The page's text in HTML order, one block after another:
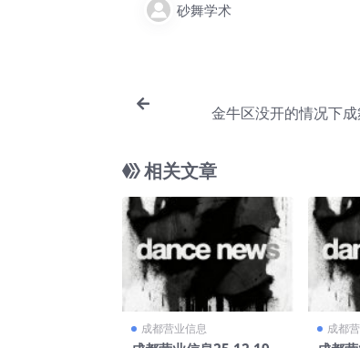
砂舞学术
金牛区没开的情况下
相关文章
成都营业信息 成都